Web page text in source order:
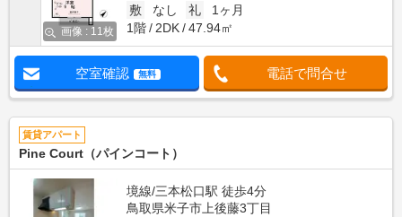
画像 : 11枚
敷
なし 礼
1ヶ月
1階
2DK 47.94㎡
空室確認 無料 電話で問合せ
賃貸アパート
Pine Court（パインコート）
境線/三本松口駅 徒歩4分
鳥取県米子市上後藤3丁目